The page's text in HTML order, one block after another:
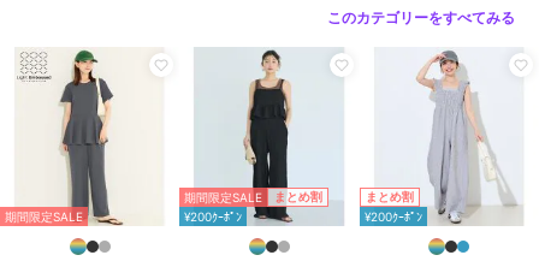
オールインワン・サロペット ／
オールインワン・つなぎ
カラー ドット、ベージュ、ブラック
サイズ
素材
ポリエステル98％ポリウレタン
2％
商品のお取り扱い方法
お手入れ
このカテゴリーをすべてみる
期間限定SALE
期間限定SALE まとめ割
¥200ｸｰﾎﾟﾝ
まとめ割
¥200ｸｰﾎﾟﾝ